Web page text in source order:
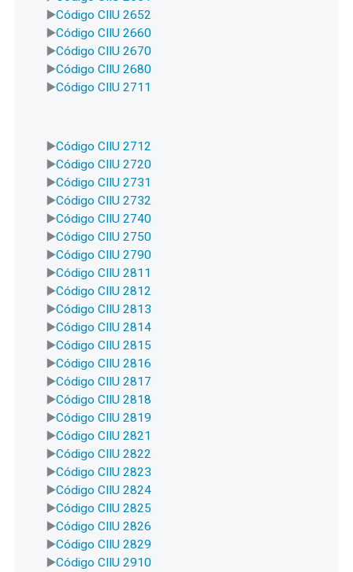
Código CIIU 2652
Código CIIU 2660
Código CIIU 2670
Código CIIU 2680
Código CIIU 2711
Código CIIU 2712
Código CIIU 2720
Código CIIU 2731
Código CIIU 2732
Código CIIU 2740
Código CIIU 2750
Código CIIU 2790
Código CIIU 2811
Código CIIU 2812
Código CIIU 2813
Código CIIU 2814
Código CIIU 2815
Código CIIU 2816
Código CIIU 2817
Código CIIU 2818
Código CIIU 2819
Código CIIU 2821
Código CIIU 2822
Código CIIU 2823
Código CIIU 2824
Código CIIU 2825
Código CIIU 2826
Código CIIU 2829
Código CIIU 2910